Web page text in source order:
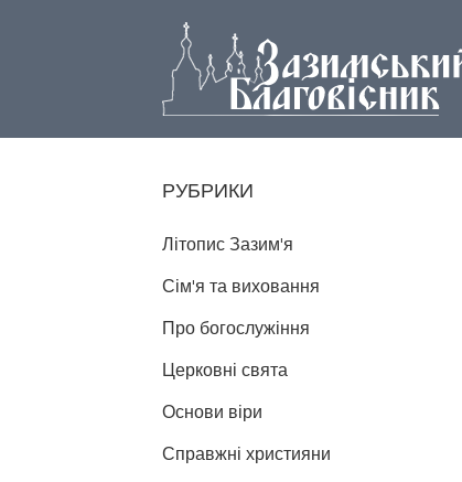
РУБРИКИ
Літопис Зазим'я
Сім'я та виховання
Про богослужіння
Церковні свята
Основи віри
Справжні християни